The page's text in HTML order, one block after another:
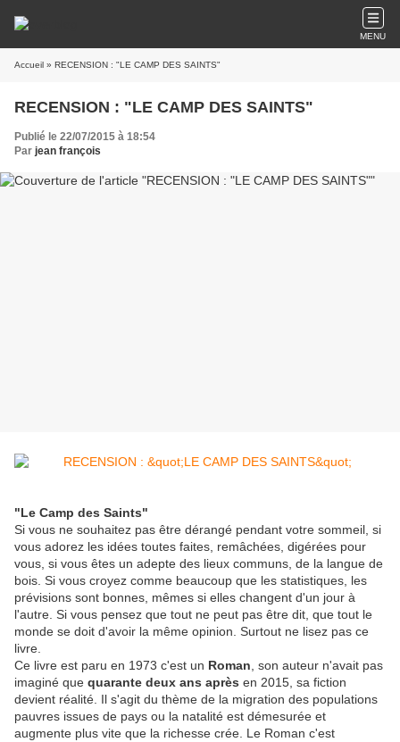
MENU
Accueil » RECENSION : "LE CAMP DES SAINTS"
RECENSION : "LE CAMP DES SAINTS"
Publié le 22/07/2015 à 18:54
Par jean françois
"Le Camp des Saints"
Si vous ne souhaitez pas être dérangé pendant votre sommeil, si
vous adorez les idées toutes faites, remâchées, digérées pour
vous, si vous êtes un adepte des lieux communs, de la langue de
bois. Si vous croyez comme beaucoup que les statistiques, les
prévisions sont bonnes, mêmes si elles changent d'un jour à
l'autre. Si vous pensez que tout ne peut pas être dit, que tout le
monde se doit d'avoir la même opinion. Surtout ne lisez pas ce
livre.
Ce livre est paru en 1973 c'est un Roman , son auteur n'avait pas
imaginé que quarante deux ans après en 2015, sa fiction
devient réalité. Il s'agit du thème de la migration des populations
pauvres issues de pays ou la natalité est démesurée et
augmente plus vite que la richesse crée. Le Roman c'est